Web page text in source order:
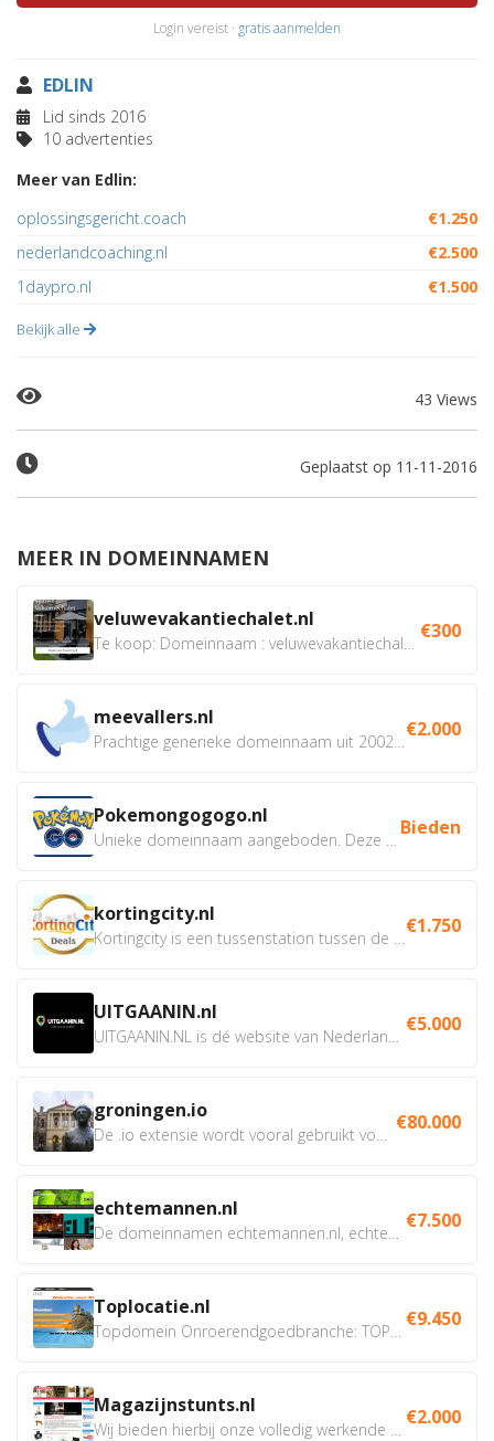
Login vereist · gratis aanmelden
EDLIN
Lid sinds 2016
10 advertenties
Meer van Edlin:
oplossingsgericht.coach
€1.250
nederlandcoaching.nl
€2.500
1daypro.nl
€1.500
Bekijk alle
43 Views
Geplaatst op 11-11-2016
MEER IN DOMEINNAMEN
veluwevakantiechalet.nl €300
meevallers.nl €2.000
Pokemongogogo.nl Bieden
kortingcity.nl €1.750
UITGAANIN.nl €5.000
groningen.io €80.000
echtemannen.nl €7.500
Toplocatie.nl €9.450
Magazijnstunts.nl €2.000